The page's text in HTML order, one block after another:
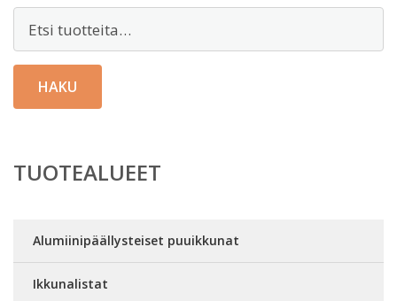
HAKU
TUOTEALUEET
Alumiinipäällysteiset puuikkunat
Ikkunalistat